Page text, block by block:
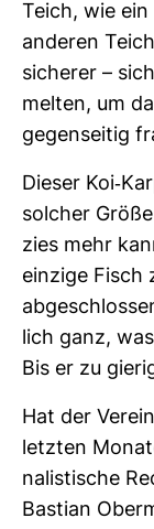
Teich, wie
anderen
si­cherer –
melten, um
gegen­seitig
Dieser Koi-​
sol­cher
zies mehr
ein­zige Fisch
lich ganz,
Bis er zu
Hat der
letzten
na­lis­ti­sche
Bas­tian